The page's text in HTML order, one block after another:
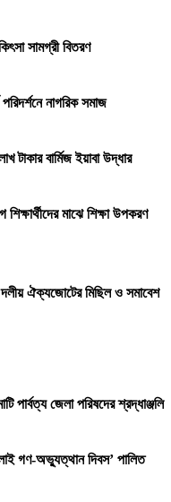
সামগ্রী বিতরণ
নাগরিক সমাজ
টাকার বার্মিজ ইয়াবা উদ্ধার
মাঝে শিক্ষা উপকরণ
দলীয় ঐক্যজোটের মিছিল ও সমাবেশ
পার্বত্য জেলা পরিষদের শ্রদ্ধাঞ্জলি
গণ-অভ্যুত্থান দিবস’ পালিত